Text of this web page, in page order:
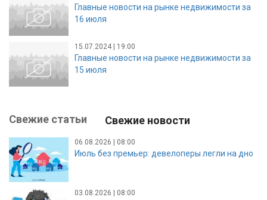
Главные новости на рынке недвижимости за
16 июля
15.07.2024 | 19:00
Главные новости на рынке недвижимости за
15 июля
Свежие статьи Свежие новости
06.08.2026 | 08:00
Июль без премьер: девелоперы легли на дно
03.08.2026 | 08:00